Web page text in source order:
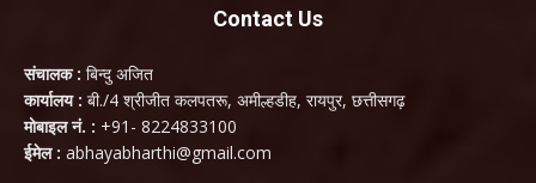
Contact Us
संचालक : बिन्दु अजित
कार्यालय : बी./4 श्रीजीत कलपतरू, अमील्हडीह, रायपुर, छत्तीसगढ़
मोबाइल नं. : +91- 8224833100
ईमेल : abhayabharthi@gmail.com